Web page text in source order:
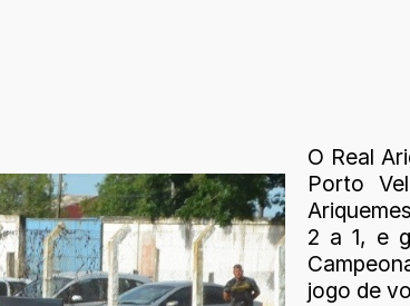
O Real
Porto
2 a 1, e
jogo de